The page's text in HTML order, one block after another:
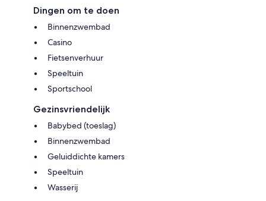
Dingen om te doen
Binnenzwembad
Casino
Fietsenverhuur
Speeltuin
Sportschool
Gezinsvriendelijk
Babybed (toeslag)
Binnenzwembad
Geluiddichte kamers
Speeltuin
Wasserij